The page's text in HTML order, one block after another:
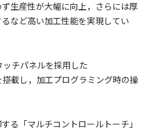
生産性が大幅に向上，さらには厚
など高い加工性能を実現してい
チパネルを採用した
搭載し，加工プログラミング時の操
る「マルチコントロールトーチ」